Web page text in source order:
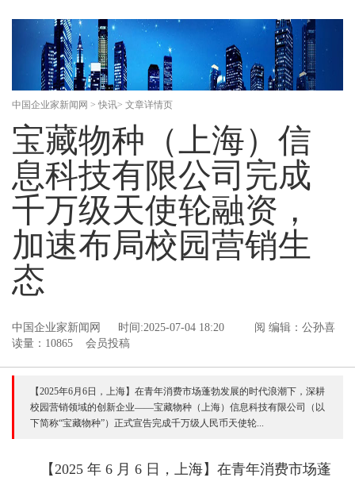
中国企业家新闻网 > 快讯> 文章详情页
宝藏物种（上海）信
息科技有限公司完成
千万级天使轮融资，
加速布局校园营销生
态
中国企业家新闻网 时间:2025-07-04 18:20 编辑：公孙喜
阅
读量：10865 会员投稿
【2025年6月6日，上海】在青年消费市场蓬勃发展的时代浪潮下，深耕
校园营销领域的创新企业——宝藏物种（上海）信息科技有限公司（以
下简称“宝藏物种”）正式宣告完成千万级人民币天使轮...
【2025 年 6 月 6 日，上海】在青年消费市场蓬